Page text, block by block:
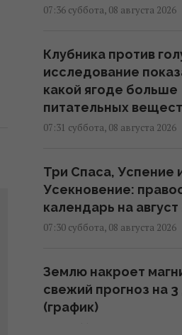
07:36 суббота, 08 августа 2026
Клубника против
исследование
какой ягоде больше
питательных
07:31 суббота, 08 августа 2026
Три Спаса, Успение
Усекновение:
календарь на август
07:30 суббота, 08 августа 2026
Землю накроет
свежий прогноз на 3
(график)